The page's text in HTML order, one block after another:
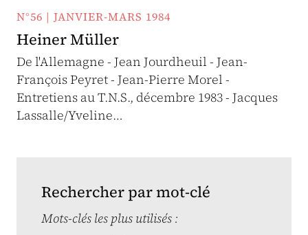
N°56 | JANVIER-MARS 1984
Heiner Müller
De l'Allemagne - Jean Jourdheuil - Jean-
François Peyret - Jean-Pierre Morel -
Entretiens au T.N.S., décembre 1983 - Jacques
Lassalle/Yveline…
Rechercher par mot-clé
Mots-clés les plus utilisés :